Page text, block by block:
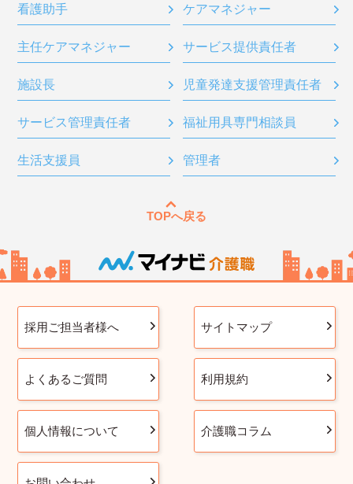
看護助手 ケアマネジャー
主任ケアマネジャー サービス提供責任者
施設長 児童発達支援管理責任者
サービス管理責任者 福祉用具専門相談員
生活支援員 管理者
TOPへ戻る
採用ご担当者様へ サイトマップ
よくあるご質問 利用規約
個人情報について 介護職コラム